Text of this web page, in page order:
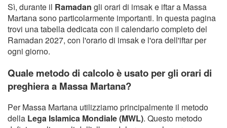
Sì, durante il Ramadan gli orari di imsak e iftar a Massa
Martana sono particolarmente importanti. In questa pagina
trovi una tabella dedicata con il calendario completo del
Ramadan 2027, con l'orario di imsak e l'ora dell'iftar per
ogni giorno.
Quale metodo di calcolo è usato per gli orari di
preghiera a Massa Martana?
Per Massa Martana utilizziamo principalmente il metodo
della Lega Islamica Mondiale (MWL). Questo metodo